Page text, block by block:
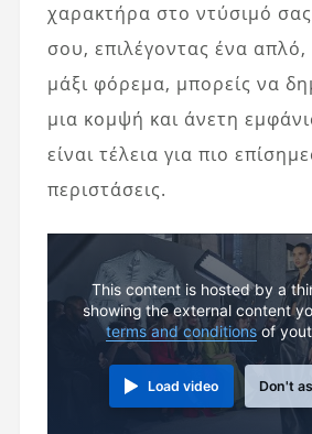
χαρακτήρα στο ντύσιμό
σου, επιλέγοντας ένα
μάξι φόρεμα, μπορείς να
μια κομψή και άνετη
είναι τέλεια για πιο
περιστάσεις.
This content is hosted by a
showing the external content
terms and conditions of
Load video Don't